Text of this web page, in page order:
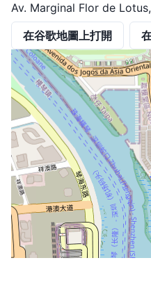
Av. Marginal Flor de
在谷歌地圖上打開